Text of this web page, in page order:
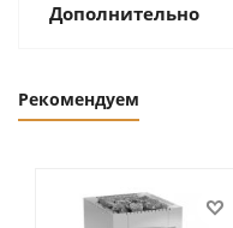
Дополнительно
Рекомендуем